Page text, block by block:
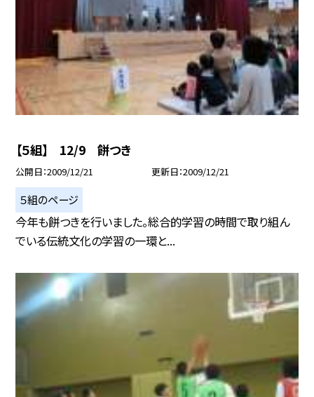
【５組】 12/9 餅つき
公開日 2009/12/21 更新日 2009/12/21
５組のページ
今年も餅つきを行いました。総合的学習の時間で取り組ん
でいる伝統文化の学習の一環と...